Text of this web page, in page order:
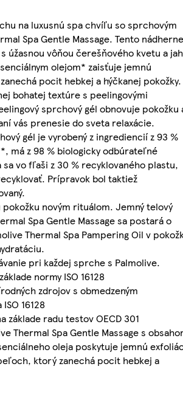
na luxusnú spa chvíľu so sprchovým
Spa Gentle Massage. Tento nádherne
úžasnou vôňou čerešňového kvetu a
olejom* zaisťuje jemnú
pocit hebkej a hýčkanej pokožky.
bohatej textúre s peelingovými
sprchový gél obnovuje pokožku
vás prenesie do sveta relaxácie.
gél je vyrobený z ingrediencií z 93 %
má z 98 % biologicky odbúrateľné
vo fľaši z 30 % recyklovaného plastu,
Prípravok bol taktiež
pokožku novým rituálom. Jemný telový
Spa Gentle Massage sa postará o
Thermal Spa Pampering Oil v
pri každej sprche s Palmolive.
normy ISO 16128
zdrojov s obmedzeným
16128
základe radu testov OECD 301
Thermal Spa Gentle Massage s
oleja poskytuje jemnú
ktorý zanechá pocit hebkej a